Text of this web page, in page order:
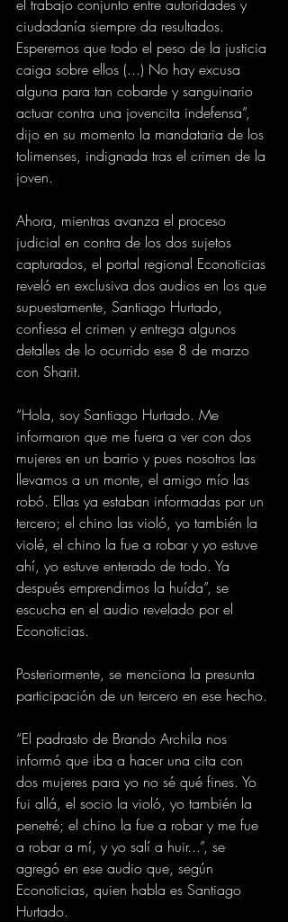
el trabajo conjunto entre autoridades y
ciudadanía siempre da resultados.
Esperemos que todo el peso de la justicia
caiga sobre ellos (...) No hay excusa
alguna para tan cobarde y sanguinario
actuar contra una jovencita indefensa”,
dijo en su momento la mandataria de los
tolimenses, indignada tras el crimen de la
joven.
Ahora, mientras avanza el proceso
judicial en contra de los dos sujetos
capturados, el portal regional Econoticias
reveló en exclusiva dos audios en los que
supuestamente, Santiago Hurtado,
confiesa el crimen y entrega algunos
detalles de lo ocurrido ese 8 de marzo
con Sharit.
“Hola, soy Santiago Hurtado. Me
informaron que me fuera a ver con dos
mujeres en un barrio y pues nosotros las
llevamos a un monte, el amigo mío las
robó. Ellas ya estaban informadas por un
tercero; el chino las violó, yo también la
violé, el chino la fue a robar y yo estuve
ahí, yo estuve enterado de todo. Ya
después emprendimos la huída”, se
escucha en el audio revelado por el
Econoticias.
Posteriormente, se menciona la presunta
participación de un tercero en ese hecho.
“El padrasto de Brando Archila nos
informó que iba a hacer una cita con
dos mujeres para yo no sé qué fines. Yo
fui allá, el socio la violó, yo también la
penetré; el chino la fue a robar y me fue
a robar a mí, y yo salí a huir...”, se
agregó en ese audio que, según
Econoticias, quien habla es Santiago
Hurtado.